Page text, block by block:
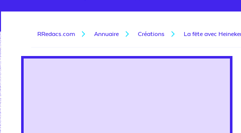
RRedacs.com Annuaire Créations La fête avec